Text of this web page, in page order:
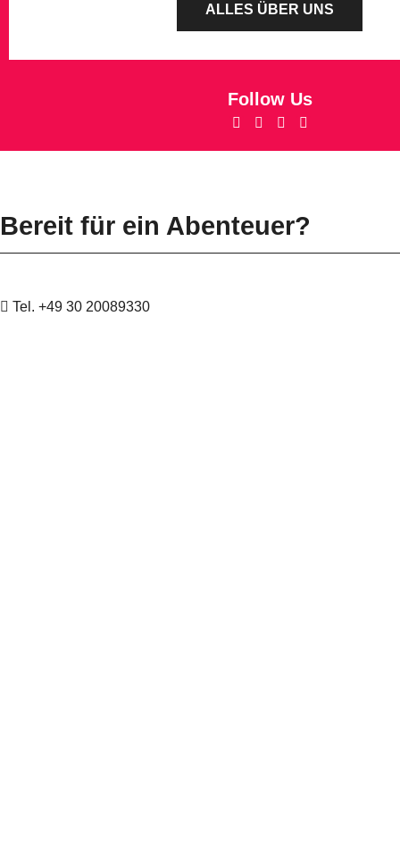
ALLES ÜBER UNS
Follow Us
Bereit für ein Abenteuer?
Tel. +49 30 20089330